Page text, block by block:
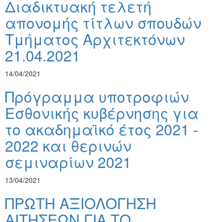
Διαδικτυακή τελετή
απονομής τίτλων σπουδών
Τμήματος Αρχιτεκτόνων
21.04.2021
14/04/2021
Πρόγραμμα υποτροφιών
Εσθονικής κυβέρνησης για
το ακαδημαϊκό έτος 2021 -
2022 και θερινών
σεμιναρίων 2021
13/04/2021
ΠΡΩΤΗ ΑΞΙΟΛΟΓΗΣΗ